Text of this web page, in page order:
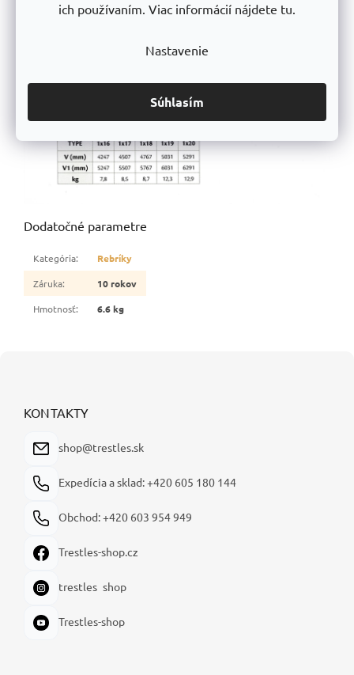
ich používaním. Viac informácií nájdete tu.
Nastavenie
Súhlasím
Dodatočné parametre
Kategória:
Rebríky
Záruka:
10 rokov
Hmotnosť: 6.6 kg
KONTAKTY
shop@trestles.sk
Expedícia a sklad: +420 605 180 144
Obchod: +420 603 954 949
Trestles-shop.cz
trestles_shop
Trestles-shop